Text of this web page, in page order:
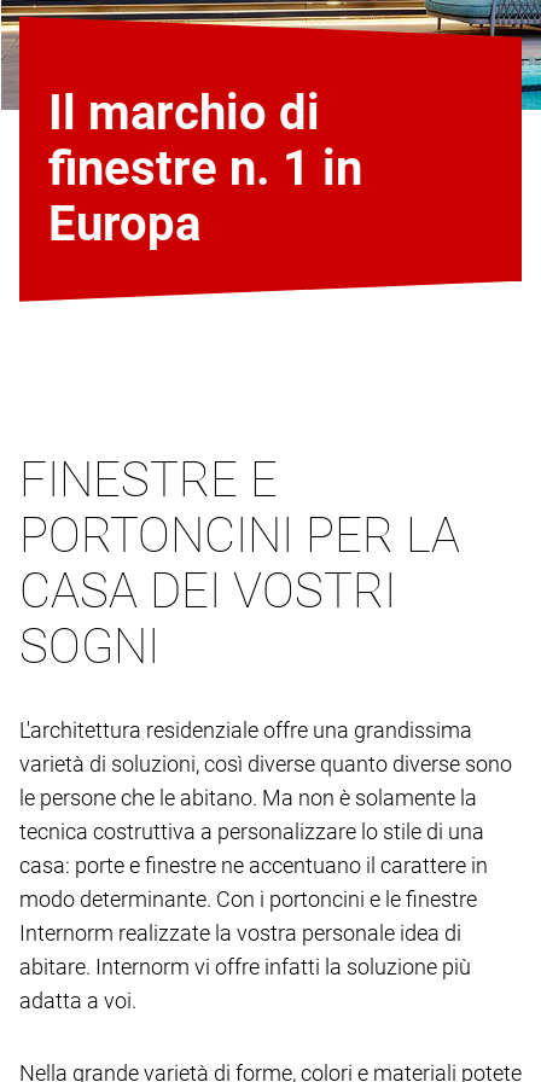
Il marchio di
finestre n. 1 in
Europa
FINESTRE E
PORTONCINI PER LA
CASA DEI VOSTRI
SOGNI
L'architettura residenziale offre una grandissima
varietà di soluzioni, così diverse quanto diverse sono
le persone che le abitano. Ma non è solamente la
tecnica costruttiva a personalizzare lo stile di una
casa: porte e finestre ne accentuano il carattere in
modo determinante. Con i portoncini e le finestre
Internorm realizzate la vostra personale idea di
abitare. Internorm vi offre infatti la soluzione più
adatta a voi.
Nella grande varietà di forme, colori e materiali potete